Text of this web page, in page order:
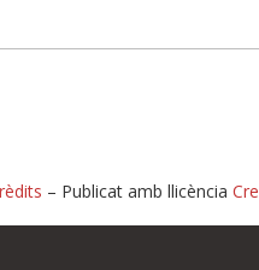
– Publicat amb llicència